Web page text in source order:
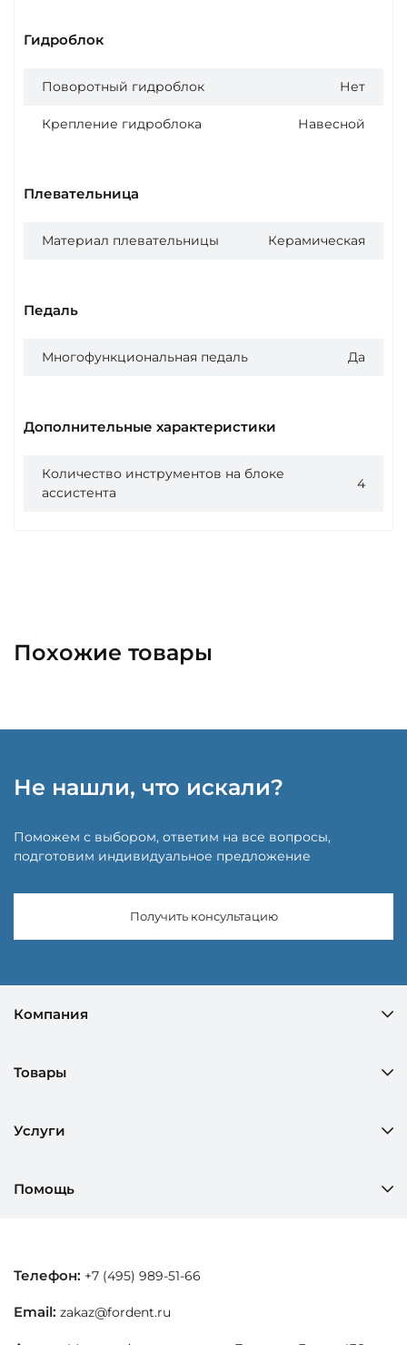
Гидроблок
Поворотный гидроблок Нет
Крепление гидроблока Навесной
Плевательница
Материал плевательницы Керамическая
Педаль
Многофункциональная педаль Да
Дополнительные характеристики
Количество инструментов на блоке
ассистента
4
Похожие товары
Не нашли, что искали?
Поможем с выбором, ответим на все вопросы,
подготовим индивидуальное предложение
Получить консультацию
Компания
Товары
Услуги
Помощь
Телефон: +7 (495) 989-51-66
Email: zakaz@fordent.ru